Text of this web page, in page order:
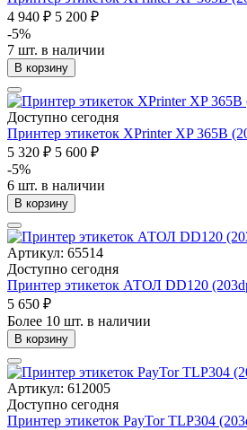
4 940 ₽ 5 200 ₽
-5%
7 шт. в наличии
В корзину
Доступно сегодня
Принтер этикеток XPrinter XP 365B
5 320 ₽ 5 600 ₽
-5%
6 шт. в наличии
В корзину
Артикул: 65514
Доступно сегодня
Принтер этикеток АТОЛ DD120
5 650 ₽
Более 10 шт. в наличии
В корзину
Артикул: 612005
Доступно сегодня
Принтер этикеток PayTor TLP304